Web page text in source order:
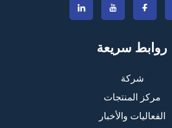
روابط سريعة
شركة
مركز المنتجات
الفعاليات والأخبار